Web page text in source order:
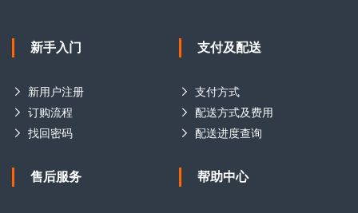
新手入门
新用户注册
订购流程
找回密码
支付及配送
支付方式
配送方式及费用
配送进度查询
售后服务 帮助中心